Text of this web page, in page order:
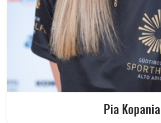
Pia Kopania